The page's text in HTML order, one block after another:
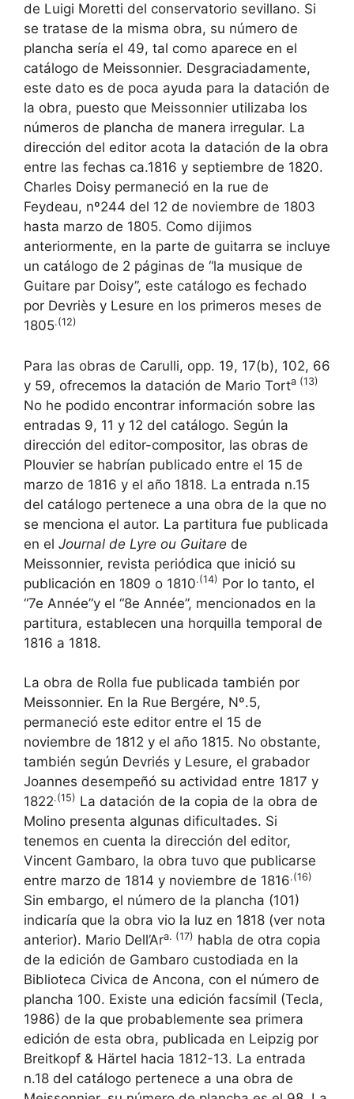
de Luigi Moretti del conservatorio sevillano. Si
se tratase de la misma obra, su número de
plancha sería el 49, tal como aparece en el
catálogo de Meissonnier. Desgraciadamente,
este dato es de poca ayuda para la datación de
la obra, puesto que Meissonnier utilizaba los
números de plancha de manera irregular. La
dirección del editor acota la datación de la obra
entre las fechas ca.1816 y septiembre de 1820.
Charles Doisy permaneció en la rue de
Feydeau, nº244 del 12 de noviembre de 1803
hasta marzo de 1805. Como dijimos
anteriormente, en la parte de guitarra se incluye
un catálogo de 2 páginas de “la musique de
Guitare par Doisy”, este catálogo es fechado
por Devriès y Lesure en los primeros meses de
1805.(12)
Para las obras de Carulli, opp. 19, 17(b), 102, 66
y 59, ofrecemos la datación de Mario Torta (13)
No he podido encontrar información sobre las
entradas 9, 11 y 12 del catálogo. Según la
dirección del editor-compositor, las obras de
Plouvier se habrían publicado entre el 15 de
marzo de 1816 y el año 1818. La entrada n.15
del catálogo pertenece a una obra de la que no
se menciona el autor. La partitura fue publicada
en el Journal de Lyre ou Guitare de
Meissonnier, revista periódica que inició su
publicación en 1809 o 1810.(14) Por lo tanto, el
“7e Année”y el “8e Année”, mencionados en la
partitura, establecen una horquilla temporal de
1816 a 1818.
La obra de Rolla fue publicada también por
Meissonnier. En la Rue Bergére, Nº.5,
permaneció este editor entre el 15 de
noviembre de 1812 y el año 1815. No obstante,
también según Devriés y Lesure, el grabador
Joannes desempeñó su actividad entre 1817 y
1822.(15) La datación de la copia de la obra de
Molino presenta algunas dificultades. Si
tenemos en cuenta la dirección del editor,
Vincent Gambaro, la obra tuvo que publicarse
entre marzo de 1814 y noviembre de 1816.(16)
Sin embargo, el número de la plancha (101)
indicaría que la obra vio la luz en 1818 (ver nota
anterior). Mario Dell’Ara. (17) habla de otra copia
de la edición de Gambaro custodiada en la
Biblioteca Civica de Ancona, con el número de
plancha 100. Existe una edición facsímil (Tecla,
1986) de la que probablemente sea primera
edición de esta obra, publicada en Leipzig por
Breitkopf & Härtel hacia 1812-13. La entrada
n.18 del catálogo pertenece a una obra de